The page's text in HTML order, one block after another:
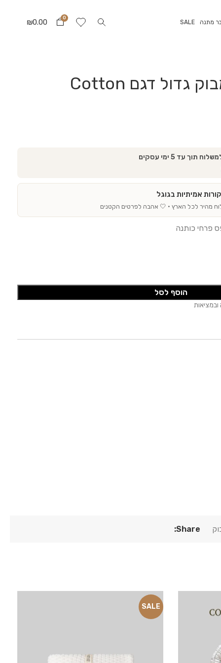
מתנה SALE
0
₪0.00
תיתול טטרא במבוק גדול דגם Cotton
עד 5 ימי עסקים
מהיר לכל הארץ · 🤍 אהבה לפרטים הקטנים
פרחי כותנה
הוסף לסל
Share:
SALE